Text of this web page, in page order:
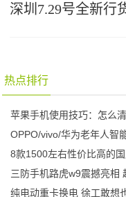
深圳7.29号全新行
热点排行
苹果手机使用技巧：怎么
OPPO/vivo/华为老年人智
8款1500左右性价比高的
三防手机路虎w9震撼亮相
纯电动重卡换电 徐工敢想